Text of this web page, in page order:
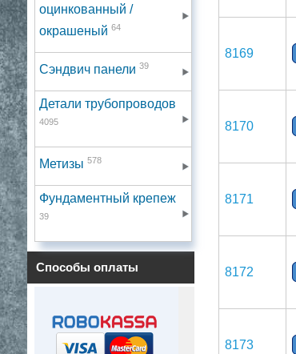
оцинкованный /
окрашеный 64
Сэндвич панели 39
Детали трубопроводов
4095
Метизы 578
Фундаментный крепеж
39
Способы оплаты
8169
8170
8171
8172
8173